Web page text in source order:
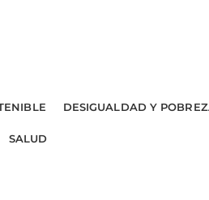
DESIGUALDAD Y
SALUD